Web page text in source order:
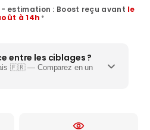
estimation : Boost reçu avant le
à 14h *
entre les ciblages ?
🇫🇷 — Comparez en un